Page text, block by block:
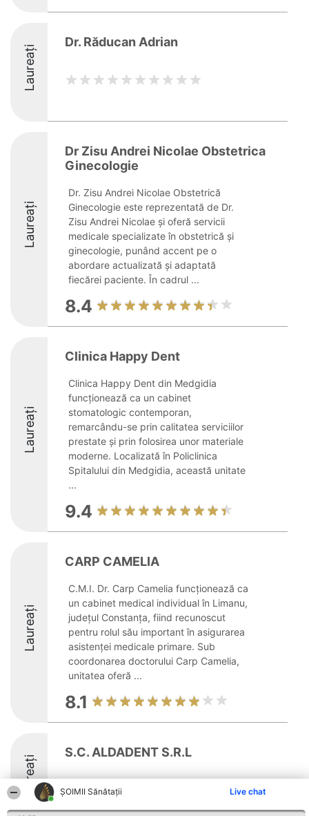
ŞOIMII Sănătații Live chat
Laureați
Dr. Răducan Adrian
Laureați
Dr Zisu Andrei Nicolae Obstetrica
Ginecologie
Dr. Zisu Andrei Nicolae Obstetrică
Ginecologie este reprezentată de Dr.
Zisu Andrei Nicolae și oferă servicii
medicale specializate în obstetrică și
ginecologie, punând accent pe o
abordare actualizată și adaptată
fiecărei paciente. În cadrul ...
8.4
Laureați
Clinica Happy Dent
Clinica Happy Dent din Medgidia
funcționează ca un cabinet
stomatologic contemporan,
remarcându-se prin calitatea serviciilor
prestate și prin folosirea unor materiale
moderne. Localizată în Policlinica
Spitalului din Medgidia, această unitate
...
9.4
Laureați
CARP CAMELIA
C.M.I. Dr. Carp Camelia funcționează ca
un cabinet medical individual în Limanu,
județul Constanța, fiind recunoscut
pentru rolul său important în asigurarea
asistenței medicale primare. Sub
coordonarea doctorului Carp Camelia,
unitatea oferă ...
8.1
Laureați
S.C. ALDADENT S.R.L
8.5